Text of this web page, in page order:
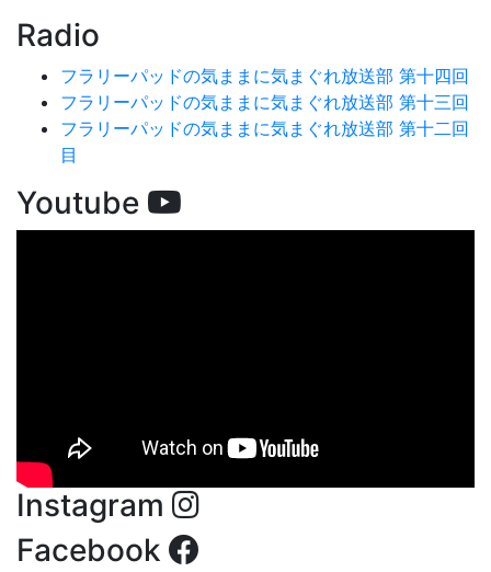
Radio
フラリーパッドの気ままに気まぐれ放送部 第十四回
フラリーパッドの気ままに気まぐれ放送部 第十三回
フラリーパッドの気ままに気まぐれ放送部 第十二回
目
Youtube
Instagram
Facebook